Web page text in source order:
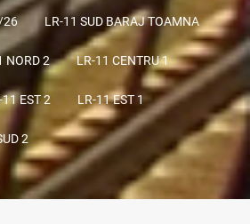
26 LR-11 SUD BARAJ TOAMNA
NORD 2 LR-11 CENTRU 1
11 EST 2 LR-11 EST 1
2